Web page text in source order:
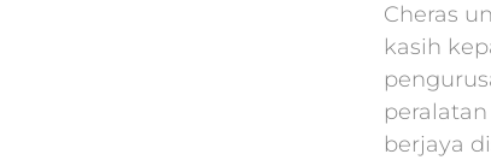
Cheras
kasih
berjaya